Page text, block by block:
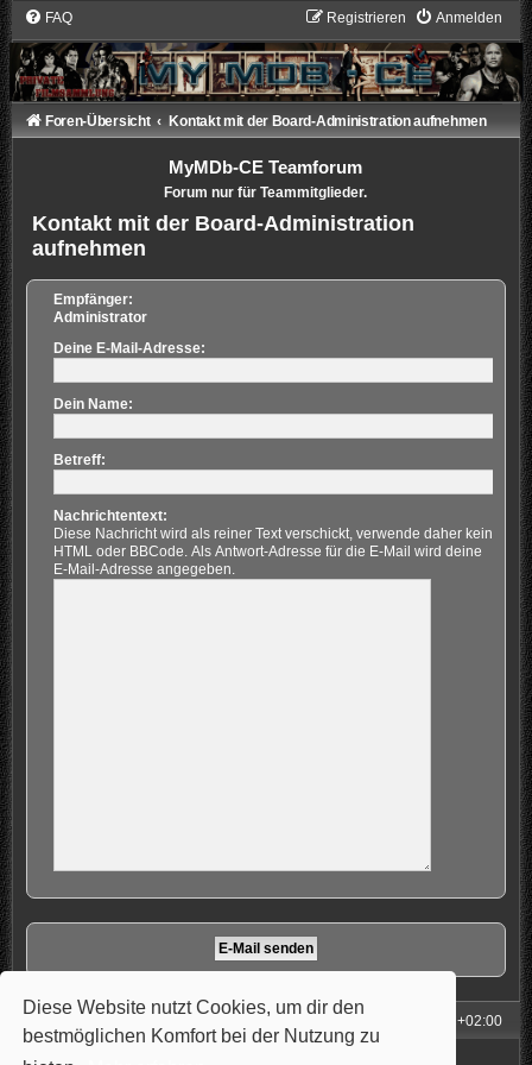
Diese Website nutzt Cookies, um dir den
bestmöglichen Komfort bei der Nutzung zu
FAQ Anmelden
Registrieren
Foren-Übersicht Kontakt mit der Board-Administration aufnehmen
MyMDb-CE Teamforum
Forum nur für Teammitglieder.
Kontakt mit der Board-Administration
aufnehmen
Empfänger:
Administrator
Deine E-Mail-Adresse:
Dein Name:
Betreff:
Nachrichtentext:
Diese Nachricht wird als reiner Text verschickt, verwende daher kein
HTML oder BBCode. Als Antwort-Adresse für die E-Mail wird deine
E-Mail-Adresse angegeben.
UTC+02:00
Powered by